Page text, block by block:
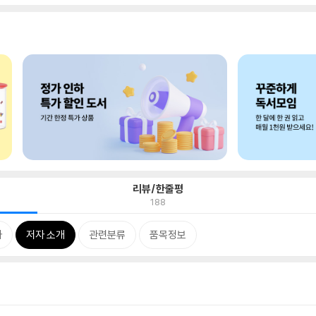
리뷰/한줄평
188
저자 소개 관련분류 품목정보